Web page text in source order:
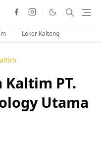
Loker Kalteng
PT.
Utama